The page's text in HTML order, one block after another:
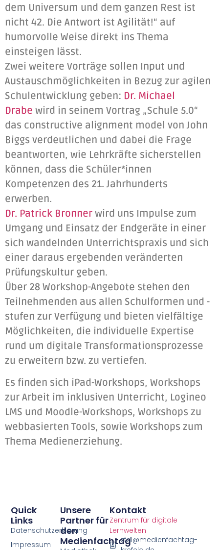
dem Universum und dem ganzen Rest ist
nicht 42. Die Antwort ist Agilität!“ auf
humorvolle Weise direkt ins Thema
einsteigen lässt.
Zwei weitere Vorträge sollen Input und
Austauschmöglichkeiten in Bezug zur agilen
Schulentwicklung geben: Dr. Michael
Drabe wird in seinem Vortrag „Schule 5.0“
das constructive alignment model von John
Biggs verdeutlichen und dabei die Frage
beantworten, wie Lehrkräfte sicherstellen
können, dass die Schüler*innen
Kompetenzen des 21. Jahrhunderts
erwerben.
Dr. Patrick Bronner wird uns Impulse zum
Umgang und Einsatz der Endgeräte in einer
sich wandelnden Unterrichtspraxis und sich
einer daraus ergebenden veränderten
Prüfungskultur geben.
Über 28 Workshop-Angebote stehen den
Teilnehmenden aus allen Schulformen und -
stufen zur Verfügung und bieten vielfältige
Möglichkeiten, die individuelle Expertise
rund um digitale Transformationsprozesse
zu erweitern bzw. zu vertiefen.
Es finden sich iPad-Workshops, Workshops
zur Arbeit im inklusiven Unterricht, Logineo
LMS und Moodle-Workshops, Workshops zu
webbasierten Tools, sowie Workshops zum
Thema Medienerziehung.
Unsere
Partner für
den
Medienfachtag
Quick
Links
Datenschutzerklärung
Impressum
Kontakt
Zentrum für digitale
Lernwelten
zfdl@medienfachtag-